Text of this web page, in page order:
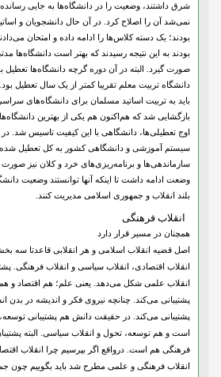
شرق داشتند، وضعیت را در دانشگاه‌ها به جایی
نمی‌شد آن را اصلاح کرد. در آن حال دانشجویان و
بودند؛ یک دسته کلاس‌ها را ادامه داده و امتحان
بودند به این نتیجه رسیدند که بهتر است دانشگاه‌ها
صورت گیرد. البته در آن دوره گرچه دانشگاه‌ها تعطیل
دانشگاه تربیت معلم تقریبا کمتر از یک سال تعطیل بود.
باید به تربیت اساتید مسلمان برای دانشگاه‌های
بازگشایی شد که هم‌اکنون هم یکی از بهترین
اوج تعطیلی‌ها، دانشگاهی با این کیفیت تاسیس شد. در
سیستم آموزشی و دانشگاهی کشور به کل تعطیل شده
سازماندهی‌ها و برنامه‌ریزی‌های خرد و کلان نیز
وضعت ادامه داشت تا اینکه آنها توانستند وضعیت
بلند انقلاب و جمهوری اسلامی مدیریت کنند.
انقلاب فرهنگی
همچنان در مسیر قرار دارد
اصل قضیه انقلاب اسلامی و هر انقلابی قاعدتا سه بخش
انقلاب اقتصادی، انقلاب سیاسی و انقلاب فرهنگی.
انقلاب علمی شکل می‌دهد. یعنی علم؛ هم اقتصاد و
پشتیبانی می‌کند. چنانچه نیروی فکر و اندیشه در بدن
پشتیبانی می‌کند. در حقیقت دانش هم پشتیبانی
است و هم توسعه، تحول و انقلاب سیاسی. البته
فرهنگی هم است. درواقع اگر بپرسیم چرا انقلاب
انقلاب فرهنگی و علمی مطرح شد باید بگوییم چون